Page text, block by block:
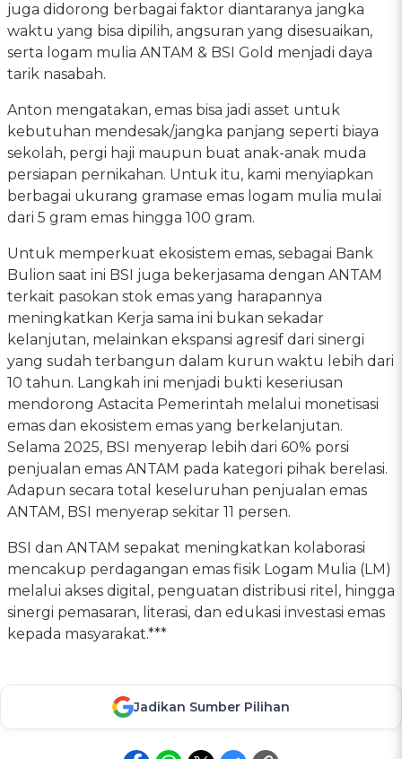
juga didorong berbagai faktor diantaranya jangka
waktu yang bisa dipilih, angsuran yang disesuaikan,
serta logam mulia ANTAM & BSI Gold menjadi daya
tarik nasabah.
Anton mengatakan, emas bisa jadi asset untuk
kebutuhan mendesak/jangka panjang seperti biaya
sekolah, pergi haji maupun buat anak-anak muda
persiapan pernikahan. Untuk itu, kami menyiapkan
berbagai ukurang gramase emas logam mulia mulai
dari 5 gram emas hingga 100 gram.
Untuk memperkuat ekosistem emas, sebagai Bank
Bulion saat ini BSI juga bekerjasama dengan ANTAM
terkait pasokan stok emas yang harapannya
meningkatkan Kerja sama ini bukan sekadar
kelanjutan, melainkan ekspansi agresif dari sinergi
yang sudah terbangun dalam kurun waktu lebih dari
10 tahun. Langkah ini menjadi bukti keseriusan
mendorong Astacita Pemerintah melalui monetisasi
emas dan ekosistem emas yang berkelanjutan.
Selama 2025, BSI menyerap lebih dari 60% porsi
penjualan emas ANTAM pada kategori pihak berelasi.
Adapun secara total keseluruhan penjualan emas
ANTAM, BSI menyerap sekitar 11 persen.
BSI dan ANTAM sepakat meningkatkan kolaborasi
mencakup perdagangan emas fisik Logam Mulia (LM)
melalui akses digital, penguatan distribusi ritel, hingga
sinergi pemasaran, literasi, dan edukasi investasi emas
kepada masyarakat.***
Jadikan Sumber Pilihan